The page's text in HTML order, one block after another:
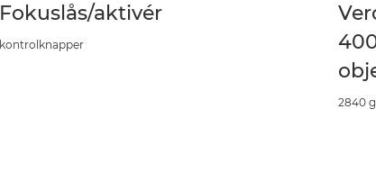
Fokuslås/aktivér
kontrolknapper
2840 g